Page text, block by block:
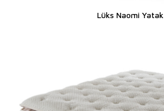
Lüks Naomi Yatak